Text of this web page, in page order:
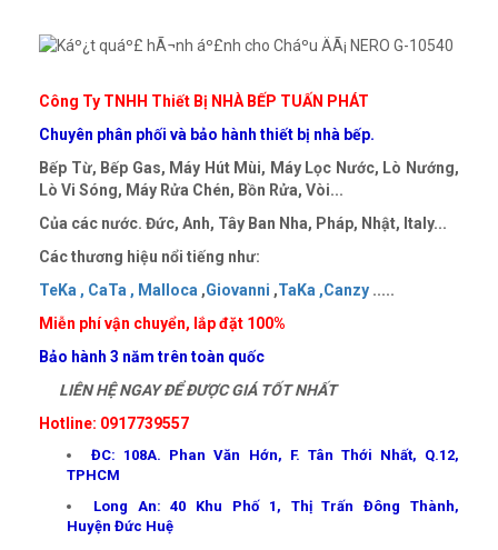
Công Ty TNHH Thiết Bị NHÀ BẾP TUẤN PHÁT
Chuyên phân phối và bảo hành thiết bị nhà bếp.
Bếp Từ, Bếp Gas, Máy Hút Mùi, Máy Lọc Nước, Lò Nướng,
Lò Vi Sóng, Máy Rửa Chén, Bồn Rửa, Vòi...
Của các nước. Đức, Anh, Tây Ban Nha, Pháp, Nhật, Italy...
Các thương hiệu nổi tiếng như:
TeKa , CaTa , Malloca ,Giovanni ,TaKa ,Canzy .....
Miễn phí vận chuyển, lắp đặt 100%
Bảo hành 3 năm trên toàn quốc
LIÊN HỆ NGAY ĐỂ ĐƯỢC GIÁ TỐT NHẤT
Hotline: 0917739557
ĐC: 108A. Phan Văn Hớn, F. Tân Thới Nhất, Q.12,
TPHCM
Long An: 40 Khu Phố 1, Thị Trấn Đông Thành,
Huyện Đức Huệ